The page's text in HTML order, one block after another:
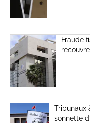
Fraude
Tribunaux
sonnette